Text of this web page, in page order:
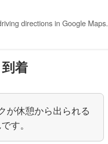
directions in Google Maps.
着
が休憩から出られる
す。